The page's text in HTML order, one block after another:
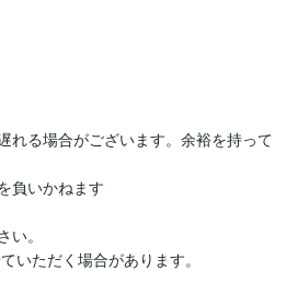
れる場合がございます。余裕を持って
負いかねます
。
いただく場合があります。